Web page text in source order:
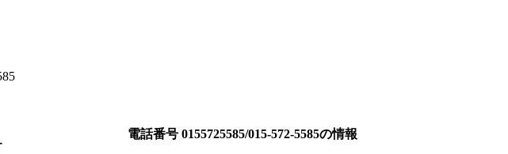
電話番号 0155725585/015-572-5585の情報